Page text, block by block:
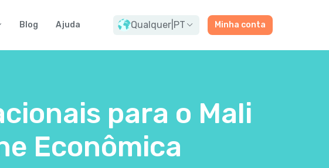
Blog Ajuda Qualquer PT Minha conta
para o Mali
Econômica